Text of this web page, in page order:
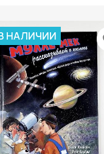
НАЛИЧИИ